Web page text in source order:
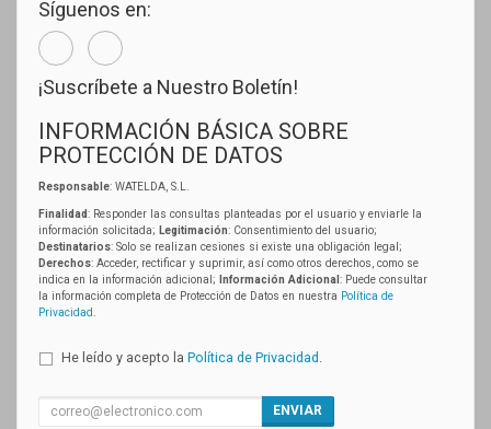
Síguenos en:
¡Suscríbete a Nuestro Boletín!
INFORMACIÓN BÁSICA SOBRE
PROTECCIÓN DE DATOS
Responsable: WATELDA, S.L.
Finalidad: Responder las consultas planteadas por el usuario y enviarle la
información solicitada; Legitimación: Consentimiento del usuario;
Destinatarios: Solo se realizan cesiones si existe una obligación legal;
Derechos: Acceder, rectificar y suprimir, así como otros derechos, como se
indica en la información adicional;
Información Adicional : Puede consultar
la información completa de Protección de Datos en nuestra Política de
Privacidad
He leído y acepto la Política de Privacidad
ENVIAR